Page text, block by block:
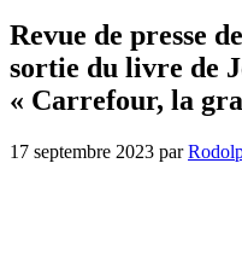
Revue de presse
sortie du livre de
« Carrefour, la
17 septembre 2023 par